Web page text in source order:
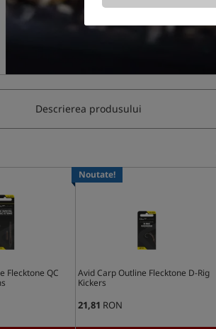
Descrierea produsului
Flecktone QC
Noutate!
Avid Carp Outline Flecktone D-Rig
Kickers
21,81 RON